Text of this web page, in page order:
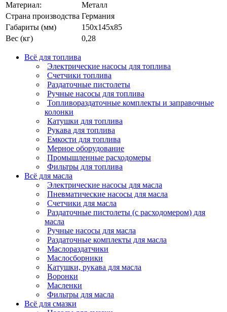
Материал:
Металл
Страна производства Германия
Габариты (мм)
150х145х85
Вес (кг)
0,28
Всё для топлива
Электрические насосы для топлива
Счетчики топлива
Раздаточные пистолеты
Ручные насосы для топлива
Топливораздаточные комплекты и заправочные
колонки
Катушки для топлива
Рукава для топлива
Емкости для топлива
Мерное оборудование
Промышленные расходомеры
Фильтры для топлива
Всё для масла
Электрические насосы для масла
Пневматические насосы для масла
Счетчики для масла
Раздаточные пистолеты (с расходомером) для
масла
Ручные насосы для масла
Раздаточные комплекты для масла
Маслораздатчики
Маслосборники
Катушки, рукава для масла
Воронки
Масленки
Фильтры для масла
Всё для смазки